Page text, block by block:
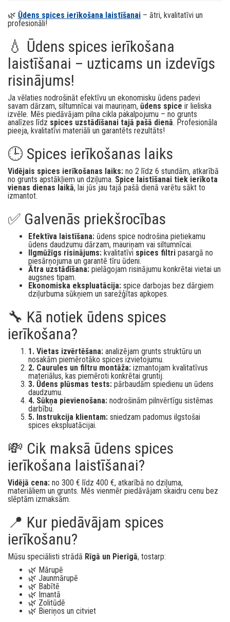
🌿 Ūdens spices ierīkošana laistīšanai – ātri, kvalitatīvi un
profesionāli!
💧 Ūdens spices ierīkošana
laistīšanai – uzticams un izdevīgs
risinājums!
Ja vēlaties nodrošināt efektīvu un ekonomisku ūdens padevi
savam dārzam, siltumnīcai vai mauriņam, ūdens spice ir lieliska
izvēle. Mēs piedāvājam pilna cikla pakalpojumu – no grunts
analīzes līdz spices uzstādīšanai tajā pašā dienā. Profesionāla
pieeja, kvalitatīvi materiāli un garantēts rezultāts!
🕒 Spices ierīkošanas laiks
Vidējais spices ierīkošanas laiks: no 2 līdz 6 stundām, atkarībā
no grunts apstākļiem un dziļuma. Spice laistīšanai tiek ierīkota
vienas dienas laikā, lai jūs jau tajā pašā dienā varētu sākt to
izmantot.
✅ Galvenās priekšrocības
Efektīva laistīšana: ūdens spice nodrošina pietiekamu
ūdens daudzumu dārzam, mauriņam vai siltumnīcai.
Ilgmūžīgs risinājums: kvalitatīvi spices filtri pasargā no
piesārņojuma un garantē tīru ūdeni.
Ātra uzstādīšana: pielāgojam risinājumu konkrētai vietai un
augsnes tipam.
Ekonomiska ekspluatācija: spice darbojas bez dārgiem
dziļurbuma sūkņiem un sarežģītas apkopes.
🔧 Kā notiek ūdens spices
ierīkošana?
1. Vietas izvērtēšana: analizējam grunts struktūru un
nosakām piemērotāko spices izvietojumu.
2. Caurules un filtru montāža: izmantojam kvalitatīvus
materiālus, kas piemēroti konkrētai gruntij.
3. Ūdens plūsmas tests: pārbaudām spiedienu un ūdens
daudzumu.
4. Sūkņa pievienošana: nodrošinām pilnvērtīgu sistēmas
darbību.
5. Instrukcija klientam: sniedzam padomus ilgstošai
spices ekspluatācijai.
💸 Cik maksā ūdens spices
ierīkošana laistīšanai?
Vidējā cena: no 300 € līdz 400 €, atkarībā no dziļuma,
materiāliem un grunts. Mēs vienmēr piedāvājam skaidru cenu bez
slēptām izmaksām.
📍 Kur piedāvājam spices
ierīkošanu?
Mūsu speciālisti strādā Rīgā un Pierīgā, tostarp:
🌿 Mārupē
🌿 Jaunmārupē
🌿 Babītē
🌿 Imantā
🌿 Zolitūdē
🌿 Bieriņos un citviet